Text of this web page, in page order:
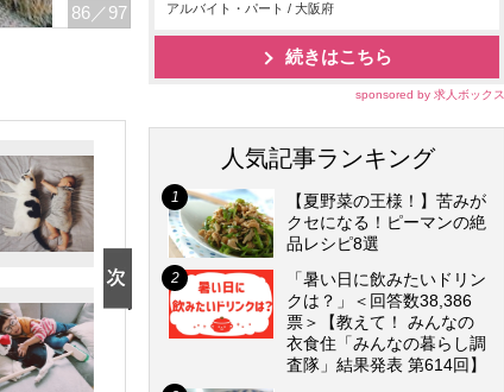
86 ／97 アルバイト・パート / 大阪府
続きはこちら
sponsored by 求人ボックス
人気記事ランキング
【夏野菜の王様！】苦みが
クセになる！ピーマンの絶
品レシピ8選
「暑い日に飲みたいドリン
クは？」＜回答数38,386
票＞【教えて！ みんなの
衣食住「みんなの暮らし調
査隊」結果発表 第614回】